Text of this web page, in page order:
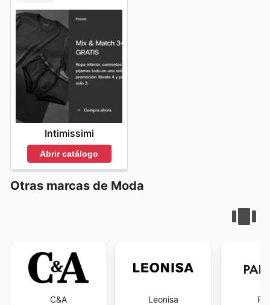
más inteligente. Visita Converse's website today to
explore the best deals and start saving now.
Intimissimi
Abrir catálogo
Otras marcas de Moda
C&A Leonisa